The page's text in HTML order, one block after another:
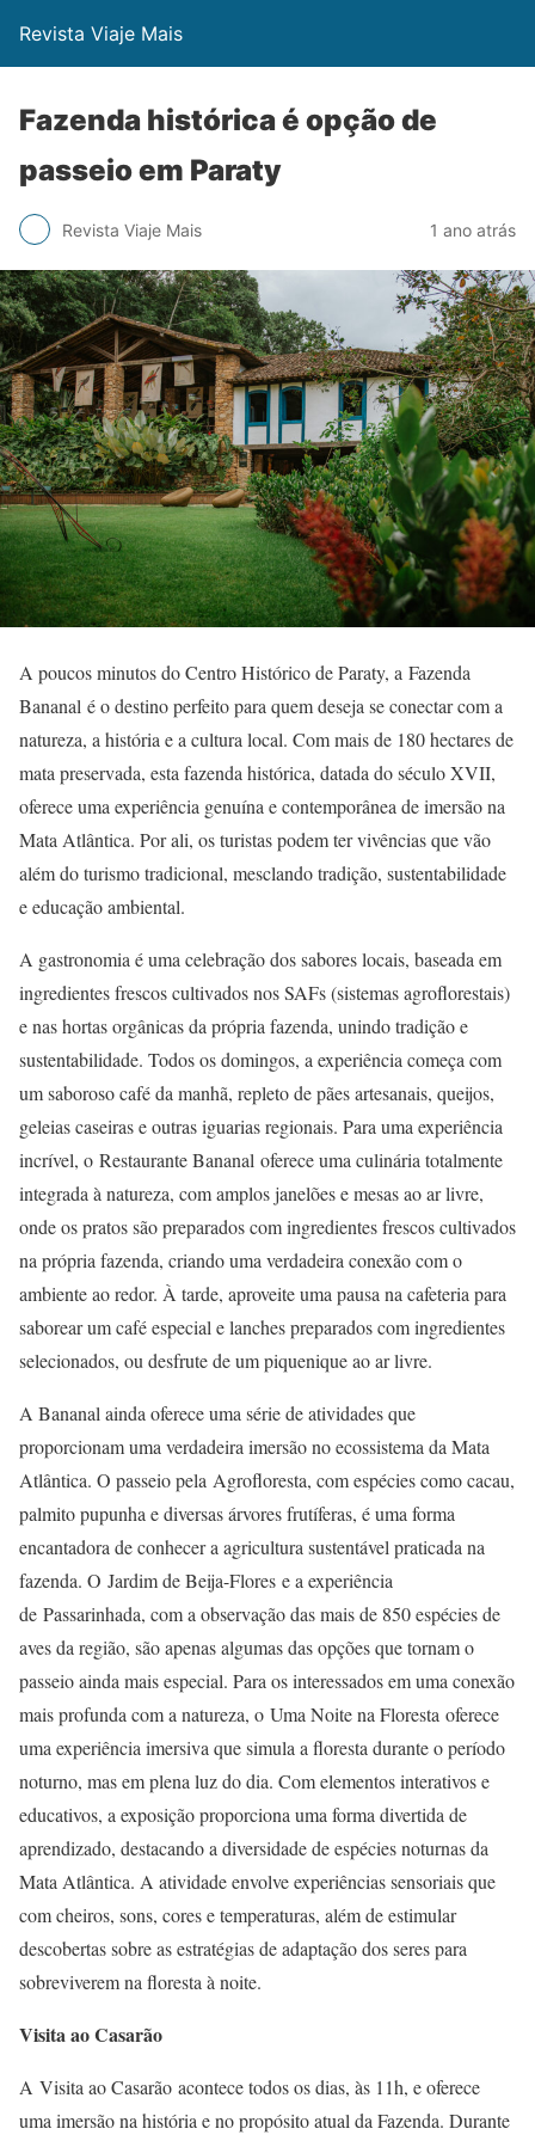
Revista Viaje Mais
Fazenda histórica é opção de
passeio em Paraty
Revista Viaje Mais 1 ano atrás
A poucos minutos do Centro Histórico de Paraty, a Fazenda
Bananal é o destino perfeito para quem deseja se conectar com a
natureza, a história e a cultura local. Com mais de 180 hectares de
mata preservada, esta fazenda histórica, datada do século XVII,
oferece uma experiência genuína e contemporânea de imersão na
Mata Atlântica. Por ali, os turistas podem ter vivências que vão
além do turismo tradicional, mesclando tradição, sustentabilidade
e educação ambiental.
A gastronomia é uma celebração dos sabores locais, baseada em
ingredientes frescos cultivados nos SAFs (sistemas agroflorestais)
e nas hortas orgânicas da própria fazenda, unindo tradição e
sustentabilidade. Todos os domingos, a experiência começa com
um saboroso café da manhã, repleto de pães artesanais, queijos,
geleias caseiras e outras iguarias regionais. Para uma experiência
incrível, o Restaurante Bananal oferece uma culinária totalmente
integrada à natureza, com amplos janelões e mesas ao ar livre,
onde os pratos são preparados com ingredientes frescos cultivados
na própria fazenda, criando uma verdadeira conexão com o
ambiente ao redor. À tarde, aproveite uma pausa na cafeteria para
saborear um café especial e lanches preparados com ingredientes
selecionados, ou desfrute de um piquenique ao ar livre.
A Bananal ainda oferece uma série de atividades que
proporcionam uma verdadeira imersão no ecossistema da Mata
Atlântica. O passeio pela Agrofloresta, com espécies como cacau,
palmito pupunha e diversas árvores frutíferas, é uma forma
encantadora de conhecer a agricultura sustentável praticada na
fazenda. O Jardim de Beija-Flores e a experiência
de Passarinhada, com a observação das mais de 850 espécies de
aves da região, são apenas algumas das opções que tornam o
passeio ainda mais especial. Para os interessados em uma conexão
mais profunda com a natureza, o Uma Noite na Floresta oferece
uma experiência imersiva que simula a floresta durante o período
noturno, mas em plena luz do dia. Com elementos interativos e
educativos, a exposição proporciona uma forma divertida de
aprendizado, destacando a diversidade de espécies noturnas da
Mata Atlântica. A atividade envolve experiências sensoriais que
com cheiros, sons, cores e temperaturas, além de estimular
descobertas sobre as estratégias de adaptação dos seres para
sobreviverem na floresta à noite.
Visita ao Casarão
A Visita ao Casarão acontece todos os dias, às 11h, e oferece
uma imersão na história e no propósito atual da Fazenda. Durante